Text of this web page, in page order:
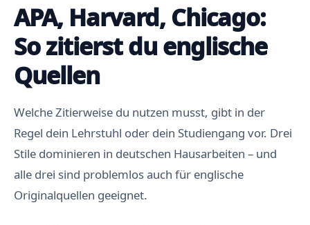
APA, Harvard, Chicago:
So zitierst du englische
Quellen
Welche Zitierweise du nutzen musst, gibt in der
Regel dein Lehrstuhl oder dein Studiengang vor. Drei
Stile dominieren in deutschen Hausarbeiten – und
alle drei sind problemlos auch für englische
Originalquellen geeignet.